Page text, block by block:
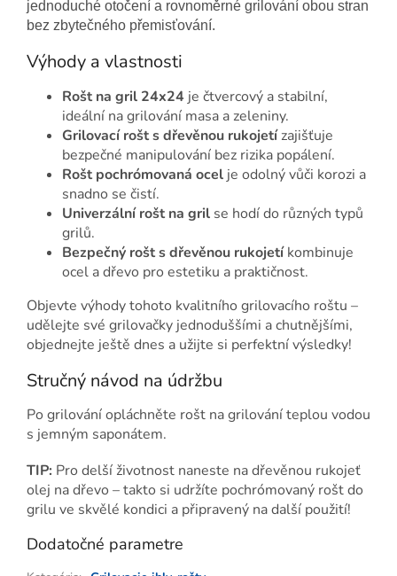
jednoduché otočení a rovnoměrné grilování obou stran
bez zbytečného přemisťování.
Výhody a vlastnosti
Rošt na gril 24x24 je čtvercový a stabilní,
ideální na grilování masa a zeleniny.
Grilovací rošt s dřevěnou rukojetízajišťuje
bezpečné manipulování bez rizika popálení.
Rošt pochrómovaná ocel je odolný vůči korozi a
snadno se čistí.
Univerzální rošt na gril se hodí do různých typů
grilů.
Bezpečný rošt s dřevěnou rukojetíkombinuje
ocel a dřevo pro estetiku a praktičnost.
Objevte výhody tohoto kvalitního grilovacího roštu –
udělejte své grilovačky jednoduššími a chutnějšími,
objednejte ještě dnes a užijte si perfektní výsledky!
Stručný návod na údržbu
Po grilování opláchněte rošt na grilování teplou vodou
s jemným saponátem.
TIP: Pro delší životnost naneste na dřevěnou rukojeť
olej na dřevo – takto si udržíte pochrómovaný rošt do
grilu ve skvělé kondici a připravený na další použití!
Dodatočné parametre